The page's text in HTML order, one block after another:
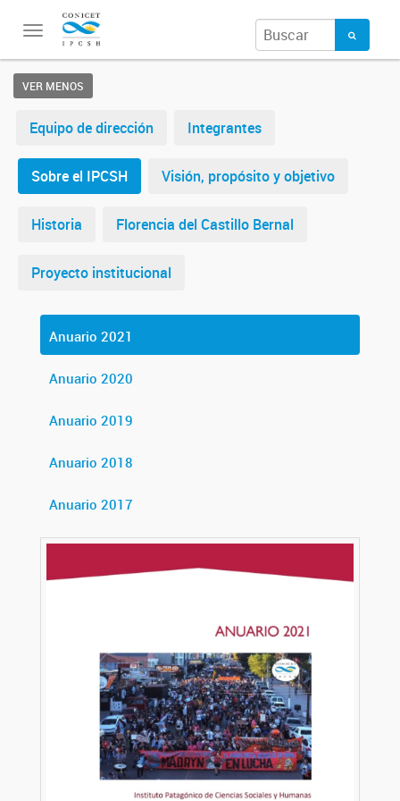
Toggle
navigation
VER MENOS
Equipo de dirección Integrantes
Sobre el IPCSH Visión, propósito y objetivo
Historia Florencia del Castillo Bernal
Proyecto institucional
Anuario 2021
Anuario 2020
Anuario 2019
Anuario 2018
Anuario 2017